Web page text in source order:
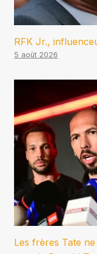
RFK Jr.,
5 août 2026
Les frères Tate